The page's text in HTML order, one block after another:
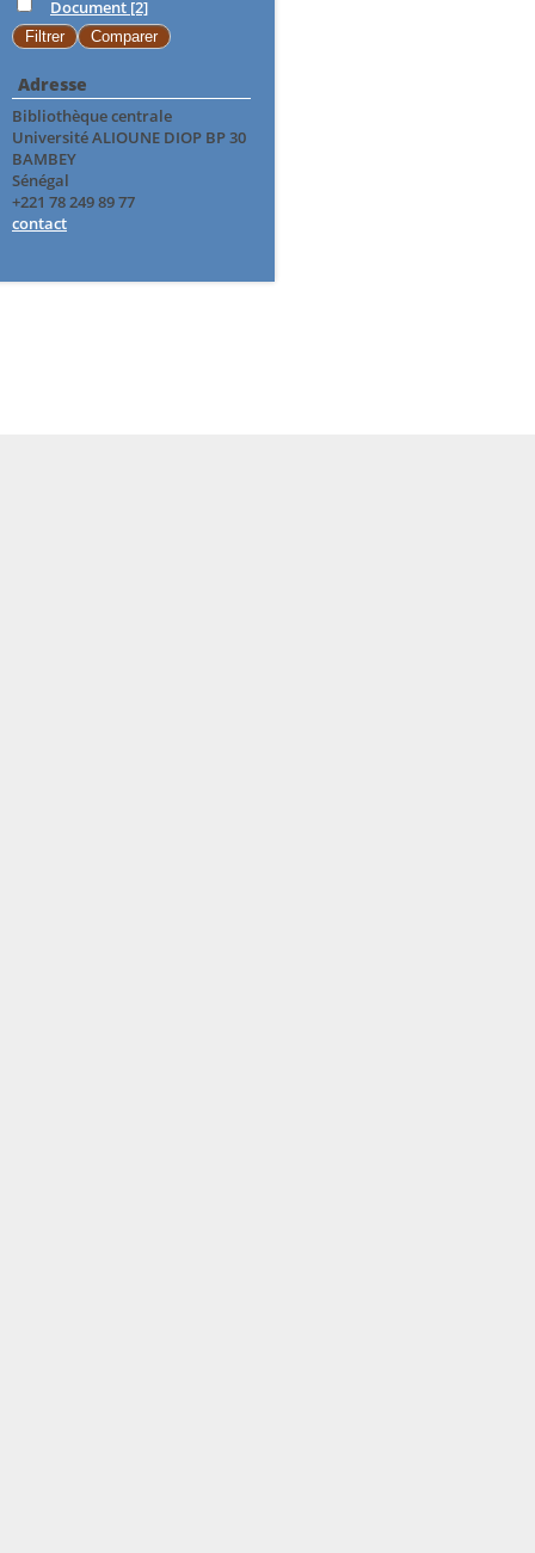
Document [2]
Adresse
Bibliothèque centrale
Université ALIOUNE DIOP BP 30
BAMBEY
Sénégal
+221 78 249 89 77
contact